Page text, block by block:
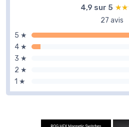
4,9 sur 5
27 avis
5 ★
4 ★
3 ★
2 ★
1 ★